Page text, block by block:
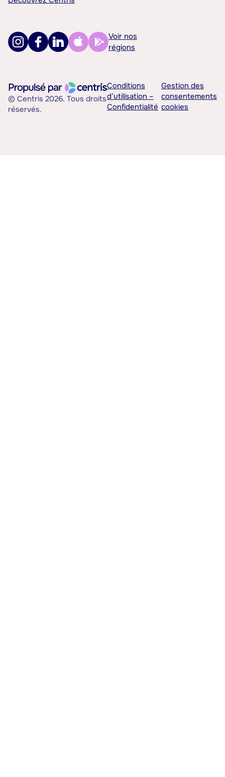
Voir nos
régions
© Centris 2026. Tous droits
réservés.
Conditions
d’utilisation –
Confidentialité
Gestion des
consentements
cookies